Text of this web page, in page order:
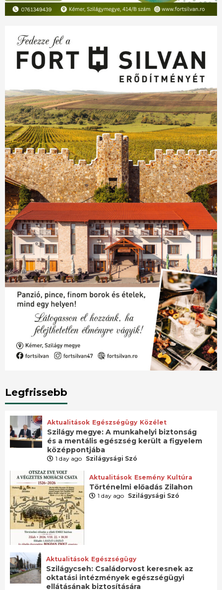
Legfrissebb
Aktualitások Egészségügy Közélet
Szilágy megye: A munkahelyi biztonság
és a mentális egészség került a figyelem
középpontjába
1 day ago Szilágysági Szó
Aktualitások Esemény Kultúra
Történelmi előadás Zilahon
1 day ago Szilágysági Szó
Aktualitások Egészségügy
Szilágycseh: Családorvost keresnek az
oktatási intézmények egészségügyi
ellátásának biztosítására